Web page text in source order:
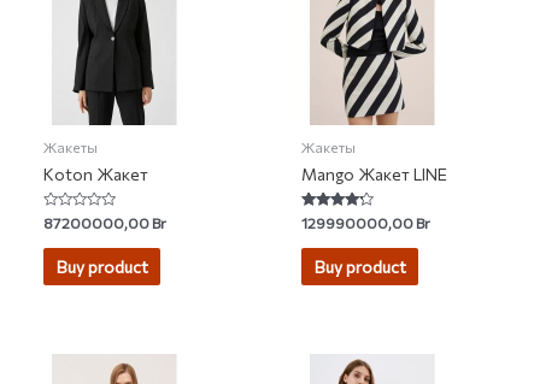
Жакеты
Koton Жакет
Rated
0
out
87200000,00Br
Buy product
Жакеты
Mango Жакет LINE
Rated
4.00
out of 5
129990000,00Br
Buy product